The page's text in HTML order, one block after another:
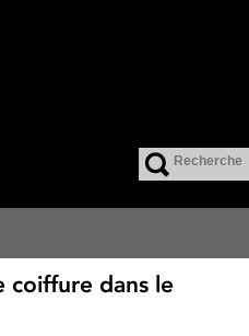
coiffure dans le